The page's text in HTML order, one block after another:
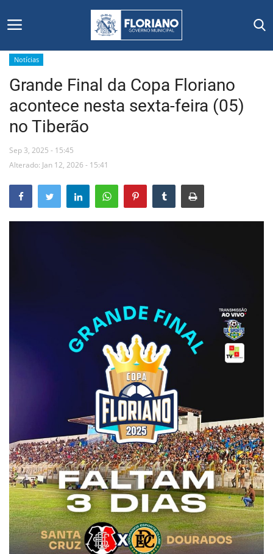
Início
Editais
Floriano
Mural de Licitações
Notícias
Grande Final da Copa Floriano
acontece nesta sexta-feira (05)
no Tiberão
Sep 3, 2025 - 15:45
Alterado: Jan 12, 2026 - 15:41